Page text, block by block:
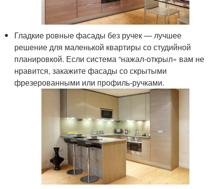
Гладкие ровные фасады без ручек — лучшее
решение для маленькой квартиры со студийной
планировкой. Если система “нажал-открыл» вам не
нравится, закажите фасады со скрытыми
фрезерованными или профиль-ручками.